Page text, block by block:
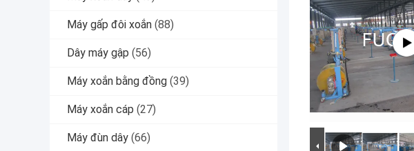
Máy gấp đôi xoắn (88)
Dây máy gập (56)
Máy xoắn bằng đồng (39)
Máy xoắn cáp (27)
Máy đùn dây (66)